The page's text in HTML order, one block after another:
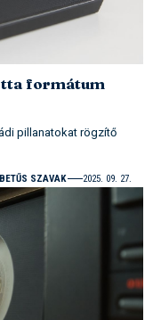
formátum
pillanatokat rögzítő
SZAVAK 2025. 09. 27.